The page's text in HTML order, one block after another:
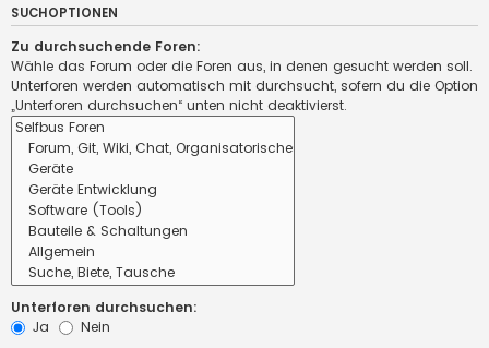
SUCHOPTIONEN
Zu durchsuchende Foren:
Wähle das Forum oder die Foren aus, in denen gesucht werden soll.
Unterforen werden automatisch mit durchsucht, sofern du die Option
„Unterforen durchsuchen“ unten nicht deaktivierst.
Unterforen durchsuchen:
Ja
Nein